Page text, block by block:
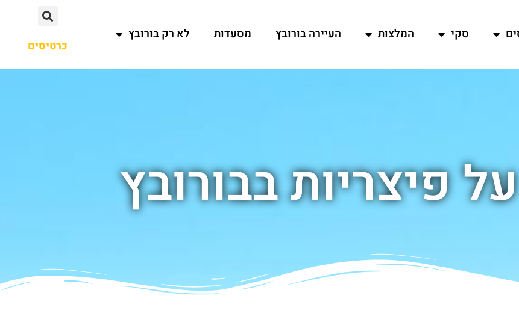
סקי המלצות העיירה בורובץ מסעדות לא רק בורובץ
כרטיסים
פיצריות בבורובץ